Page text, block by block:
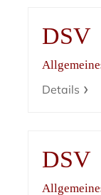
DSV
Details
DSV